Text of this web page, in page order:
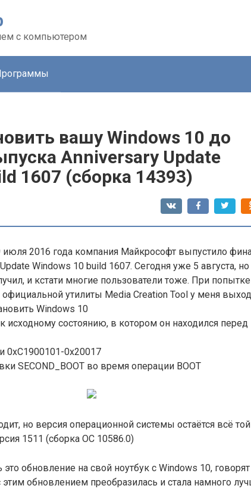
с компьютером
вашу Windows 10 до
Anniversary Update
1607 (сборка 14393)
июля 2016 года компания Майкрософт выпустило
Windows 10 build 1607. Сегодня уже 5 августа, но
и кстати многие пользователи тоже. При попытке
утилиты Media Creation Tool у меня
Windows 10
состоянию, в котором он находился перед
0xC1900101-0x20017
SECOND_BOOT во время операции BOOT
но версия операционной системы остаётся всё
1511 (сборка ОС 10586.0)
это обновление на свой ноутбук с Windows 10, говорят
этим обновлением преобразилась и стала намного